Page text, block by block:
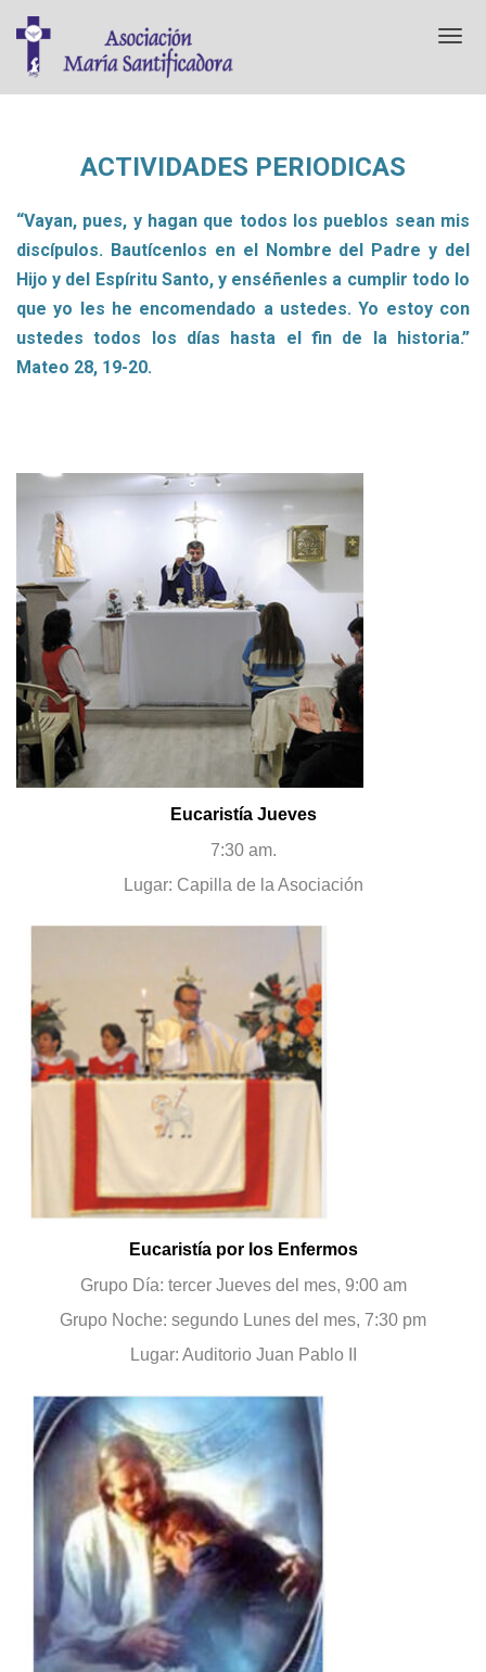
T
g
a
i
o
ACTIVIDADES PERIODICAS
“Vayan, pues, y hagan que todos los pueblos sean mis
discípulos. Bautícenlos en el Nombre del Padre y del
Hijo y del Espíritu Santo, y enséñenles a cumplir todo lo
que yo les he encomendado a ustedes. Yo estoy con
ustedes todos los días hasta el fin de la historia.”
Mateo 28, 19-20.
Eucaristía Jueves
7:30 am.
Lugar: Capilla de la Asociación
Eucaristía por los Enfermos
Grupo Día: tercer Jueves del mes, 9:00 am
Grupo Noche: segundo Lunes del mes, 7:30 pm
Lugar: Auditorio Juan Pablo II